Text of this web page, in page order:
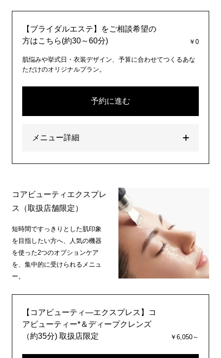
【ブライダルエステ】をご相談希望の
方はこちら(約30～60分)
￥0
肌悩みや挙式日・衣装デザイン、予算に合わせてつくるあな
ただけのオリジナルプラン。
予約に進む
メニュー詳細
コアビューティエクスプレ
ス（取扱店舗限定）
短時間ですっきりとした肌印象
を目指したい方へ、人気の機器
を使った2つのオプションケア
を、集中的に受けられるメニュ
ー。
【コアビューティ―エクスプレス】コ
アビューティー*＆ディープクレンズ
（約35分) 取扱店限定
￥6,050～